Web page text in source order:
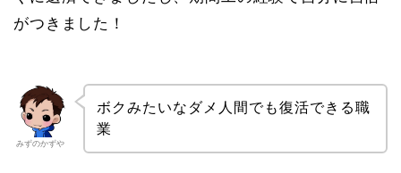
がつきました！
みずのかずや
ボクみたいなダメ人間でも復活できる職
業